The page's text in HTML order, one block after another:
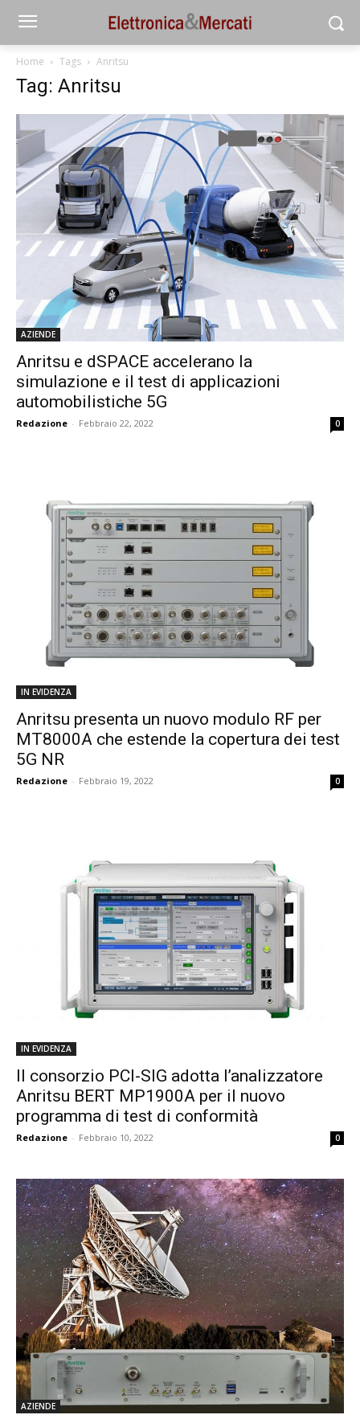
Home Tags Anritsu
Tag: Anritsu
AZIENDE
Anritsu e dSPACE accelerano la
simulazione e il test di applicazioni
automobilistiche 5G
Redazione - Febbraio 22, 2022 0
IN EVIDENZA
Anritsu presenta un nuovo modulo RF per
MT8000A che estende la copertura dei test
5G NR
Redazione - Febbraio 19, 2022 0
IN EVIDENZA
Il consorzio PCI-SIG adotta l’analizzatore
Anritsu BERT MP1900A per il nuovo
programma di test di conformità
Redazione - Febbraio 10, 2022 0
AZIENDE